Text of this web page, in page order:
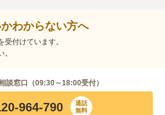
わからない方へ
受付けています。
談窓口（09:30～18:00受付）
964-790
通話
無料